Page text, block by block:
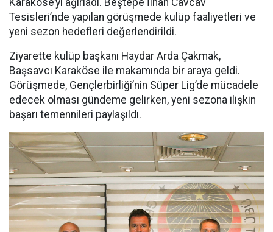
Karaköse’yi ağırladı. Beştepe İlhan Cavcav
Tesisleri’nde yapılan görüşmede kulüp faaliyetleri ve
yeni sezon hedefleri değerlendirildi.
Ziyarette kulüp başkanı Haydar Arda Çakmak,
Başsavcı Karaköse ile makamında bir araya geldi.
Görüşmede, Gençlerbirliği’nin Süper Lig’de mücadele
edecek olması gündeme gelirken, yeni sezona ilişkin
başarı temennileri paylaşıldı.